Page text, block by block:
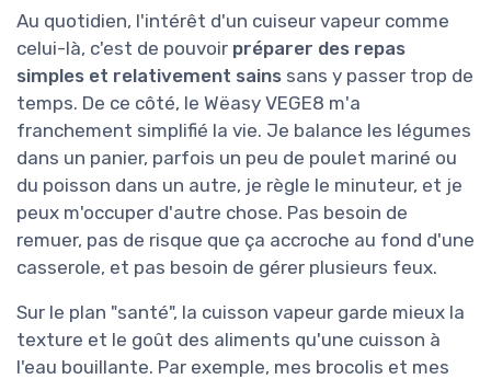
Au quotidien, l'intérêt d'un cuiseur vapeur comme
celui-là, c'est de pouvoir préparer des repas
simples et relativement sains sans y passer trop de
temps. De ce côté, le Wëasy VEGE8 m'a
franchement simplifié la vie. Je balance les légumes
dans un panier, parfois un peu de poulet mariné ou
du poisson dans un autre, je règle le minuteur, et je
peux m'occuper d'autre chose. Pas besoin de
remuer, pas de risque que ça accroche au fond d'une
casserole, et pas besoin de gérer plusieurs feux.
Sur le plan "santé", la cuisson vapeur garde mieux la
texture et le goût des aliments qu'une cuisson à
l'eau bouillante. Par exemple, mes brocolis et mes